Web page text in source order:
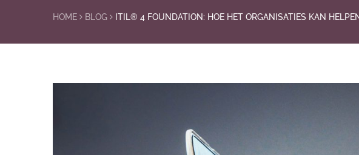
HOME BLOG ITIL® 4 FOUNDATION: HOE HET ORGANISATIES KAN